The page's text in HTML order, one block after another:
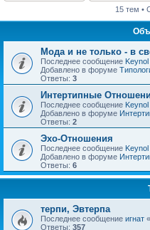
15 тем •
Мода и не только - в
Последнее сообщение Keynol
Добавлено в форуме
Ответы: 3
Интертипные
Последнее сообщение Keynol
Добавлено в форуме
Ответы: 2
Эхо-Отношения
Последнее сообщение Keynol
Добавлено в форуме
Ответы: 6
терпи, Эвтерпа
Последнее сообщение игнат «
Ответы: 357